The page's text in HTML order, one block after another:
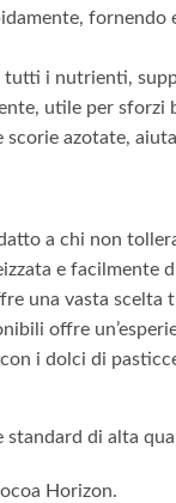
fornendo
i nutrienti,
utile per
azotate,
a chi non
e facilmente
una vasta scelta
offre
i dolci di
standard di alta
Horizon.